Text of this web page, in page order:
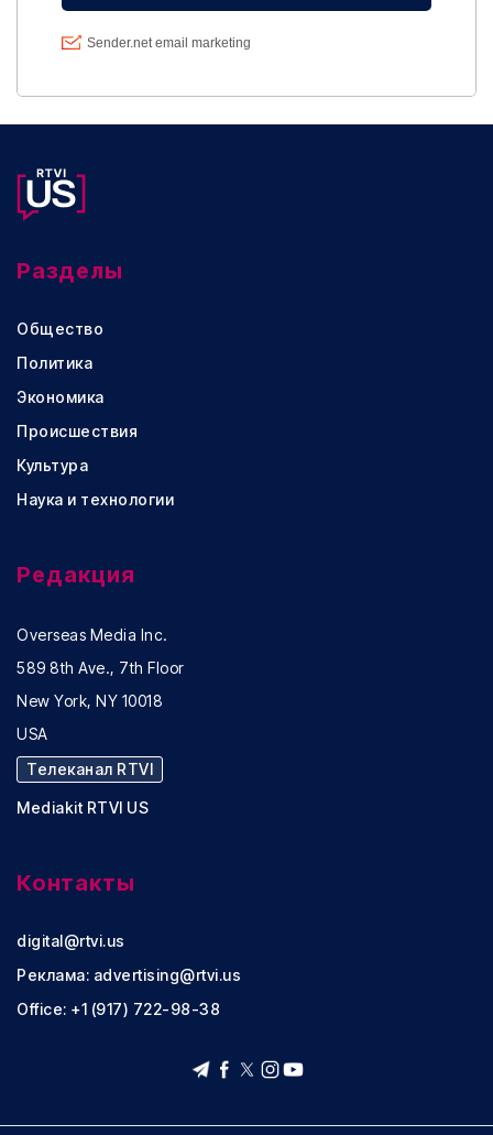
Разделы
Общество
Политика
Экономика
Происшествия
Культура
Наука и технологии
Редакция
Overseas Media Inc.
589 8th Ave., 7th Floor
New York, NY 10018
USA
Телеканал RTVI
Mediakit RTVI US
Контакты
digital@rtvi.us
Реклама: advertising@rtvi.us
Office: +1 (917) 722-98-38